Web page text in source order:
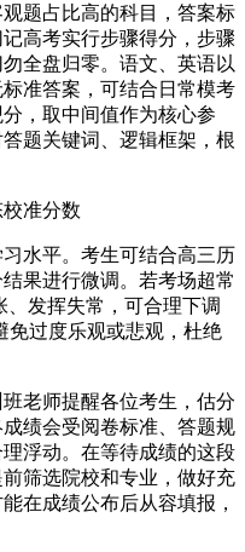
题占比高的科目，答案标
高考实行步骤得分，步骤
全盘归零。语文、英语以
准答案，可结合日常模考
，取中间值作为核心参
题关键词、逻辑框架，根
准分数
水平。考生可结合高三历
果进行微调。若考场超常
发挥失常，可合理下调
免过度乐观或悲观，杜绝
老师提醒各位考生，估分
绩会受阅卷标准、答题规
浮动。在等待成绩的这段
筛选院校和专业，做好充
在成绩公布后从容填报，